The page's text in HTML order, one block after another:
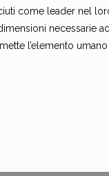
come leader nel
necessarie
l’elemento umano